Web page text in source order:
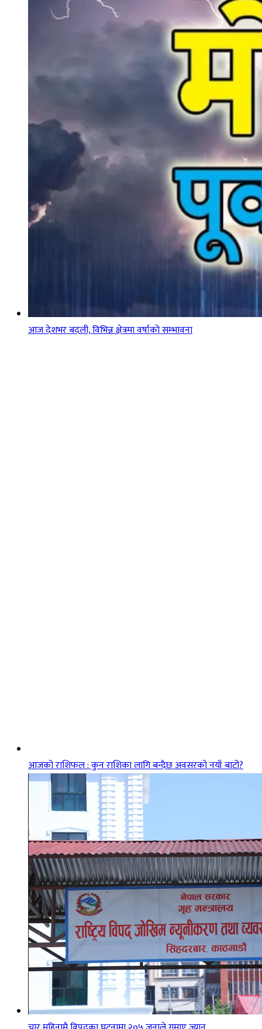
आज देशभर बदली, विभिन्न क्षेत्रमा वर्षाको सम्भावना
आजको राशिफल : कुन राशिका लागि बन्दैछ अवसरको नयाँ बाटो?